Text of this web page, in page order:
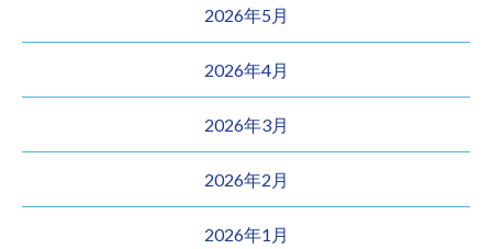
2026年5月
2026年4月
2026年3月
2026年2月
2026年1月